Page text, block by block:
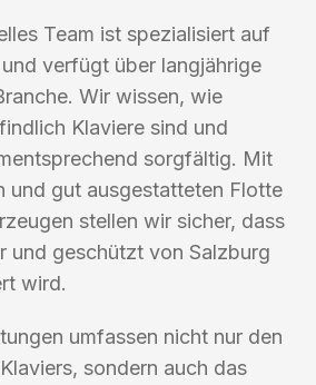
Team ist spezialisiert auf
verfügt über langjährige
Wir wissen, wie
Klaviere sind und
sorgfältig. Mit
und gut ausgestatteten Flotte
stellen wir sicher, dass
und geschützt von Salzburg
wird.
umfassen nicht nur den
sondern auch das